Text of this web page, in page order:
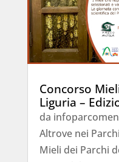
Concorso
Liguria –
da
Altrove nei
Mieli dei Parchi